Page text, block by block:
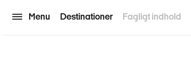
Menu Destinationer Fagligt indhold